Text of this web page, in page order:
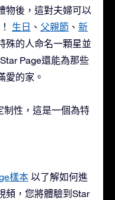
物後，這對夫婦可以
生日 、 父親節 、 新
殊的人命名一顆星並
Page還能為那些
愛的家。
制性，這是一個為特
樣本 以了解如何進
頻，您將體驗到Star